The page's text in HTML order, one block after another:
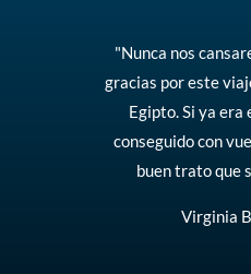
"Nunca nos
gracias por este
Egipto. Si ya era
conseguido con
buen trato que
Virginia